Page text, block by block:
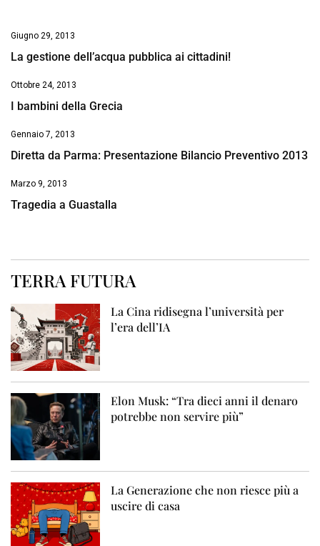
Giugno 29, 2013
La gestione dell’acqua pubblica ai cittadini!
Ottobre 24, 2013
I bambini della Grecia
Gennaio 7, 2013
Diretta da Parma: Presentazione Bilancio Preventivo 2013
Marzo 9, 2013
Tragedia a Guastalla
TERRA FUTURA
La Cina ridisegna l’università per
l’era dell’IA
Elon Musk: “Tra dieci anni il denaro
potrebbe non servire più”
La Generazione che non riesce più a
uscire di casa